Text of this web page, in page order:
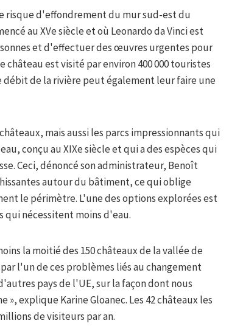
risque d'effondrement du mur sud-est du
au XVe siècle et où Leonardo da Vinci est
et d'effectuer des œuvres urgentes pour
est visité par environ 400 000 touristes
débit de la rivière peut également leur faire une
mais aussi les parcs impressionnants qui
conçu au XIXe siècle et qui a des espèces qui
Ceci, dénoncé son administrateur, Benoît
autour du bâtiment, ce qui oblige
le périmètre. L'une des options explorées est
qui nécessitent moins d'eau.
la moitié des 150 châteaux de la vallée de
l'un de ces problèmes liés au changement
pays de l'UE, sur la façon dont nous
explique Karine Gloanec. Les 42 châteaux les
de visiteurs par an.